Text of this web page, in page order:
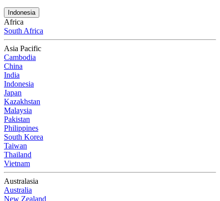
Indonesia
Africa
South Africa
Asia Pacific
Cambodia
China
India
Indonesia
Japan
Kazakhstan
Malaysia
Pakistan
Philippines
South Korea
Taiwan
Thailand
Vietnam
Australasia
Australia
New Zealand